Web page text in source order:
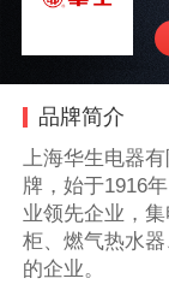
品牌简介
上海华生电器
牌，始于1916
业领先企业，
柜、燃气热水
的企业。